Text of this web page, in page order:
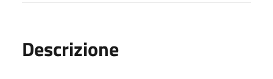
Descrizione